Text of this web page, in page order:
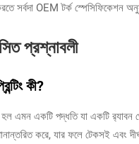
সর্বদা OEM টর্ক স্পেসিফিকেশন
প্রশ্নাবলী
কী?
হল এমন একটি পদ্ধতি যা একটি র‍্যাবন
করে, যার ফলে টেকসই এবং